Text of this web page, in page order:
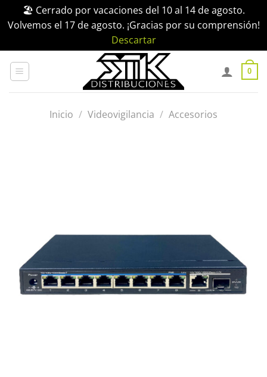
🏖️ Cerrado por vacaciones del 10 al 14 de agosto.
Volvemos el 17 de agosto. ¡Gracias por su comprensión!
Descartar
0
Inicio / Videovigilancia / Accesorios